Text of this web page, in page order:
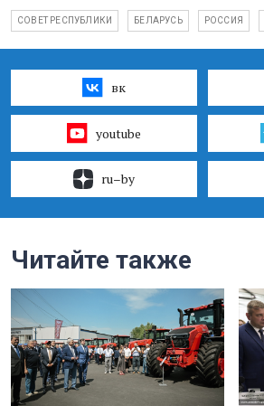
СОВЕТ РЕСПУБЛИКИ БЕЛАРУСЬ РОССИЯ
вк
youtube
ru–by
Читайте также